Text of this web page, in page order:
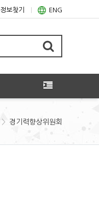
정보찾기 ENG
경기력향상위원회